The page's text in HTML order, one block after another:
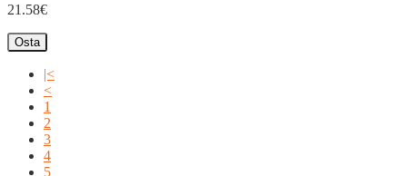
21.58€
Osta
|<
<
1
2
3
4
5